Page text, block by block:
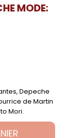
MODE:
Depeche
de Martin
Mori.